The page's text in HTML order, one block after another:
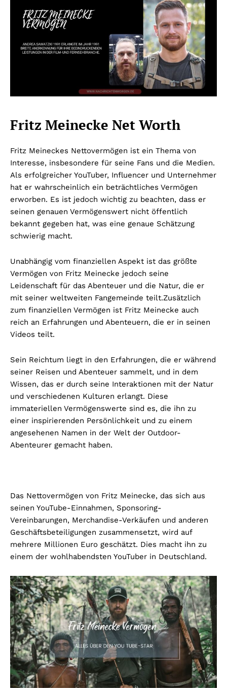
Fritz Meinecke Net Worth
Fritz Meineckes Nettovermögen ist ein Thema von
Interesse, insbesondere für seine Fans und die Medien.
Als erfolgreicher YouTuber, Influencer und Unternehmer
hat er wahrscheinlich ein beträchtliches Vermögen
erworben. Es ist jedoch wichtig zu beachten, dass er
seinen genauen Vermögenswert nicht öffentlich
bekannt gegeben hat, was eine genaue Schätzung
schwierig macht.
Unabhängig vom finanziellen Aspekt ist das größte
Vermögen von Fritz Meinecke jedoch seine
Leidenschaft für das Abenteuer und die Natur, die er
mit seiner weltweiten Fangemeinde teilt.Zusätzlich
zum finanziellen Vermögen ist Fritz Meinecke auch
reich an Erfahrungen und Abenteuern, die er in seinen
Videos teilt.
Sein Reichtum liegt in den Erfahrungen, die er während
seiner Reisen und Abenteuer sammelt, und in dem
Wissen, das er durch seine Interaktionen mit der Natur
und verschiedenen Kulturen erlangt. Diese
immateriellen Vermögenswerte sind es, die ihn zu
einer inspirierenden Persönlichkeit und zu einem
angesehenen Namen in der Welt der Outdoor-
Abenteurer gemacht haben.
Das Nettovermögen von Fritz Meinecke, das sich aus
seinen YouTube-Einnahmen, Sponsoring-
Vereinbarungen, Merchandise-Verkäufen und anderen
Geschäftsbeteiligungen zusammensetzt, wird auf
mehrere Millionen Euro geschätzt. Dies macht ihn zu
einem der wohlhabendsten YouTuber in Deutschland.